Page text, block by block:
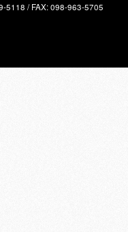
5118 / FAX: 098-963-5705